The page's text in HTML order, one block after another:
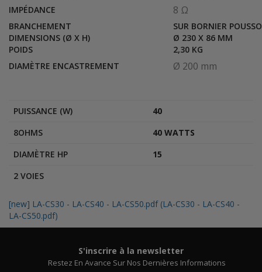
IMPÉDANCE
8 Ω
BRANCHEMENT
SUR BORNIER
DIMENSIONS (Ø X H)
Ø 230 X 86 MM
POIDS
2,30 KG
DIAMÈTRE ENCASTREMENT
Ø 200 mm
PUISSANCE (W)
40
8OHMS
40 WATTS
DIAMÈTRE HP
15
2 VOIES
[new] LA-CS30 - LA-CS40 - LA-CS50.pdf (LA-CS30 - LA-CS40 -
LA-CS50.pdf)
S'inscrire à la newsletter
Restez En Avance Sur Nos Dernières Informations